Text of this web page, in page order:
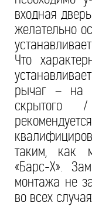
входная
желательно
Что
рычаг – на
скрытого /
таким, как
«Барс-Х».
монтажа не
во всех